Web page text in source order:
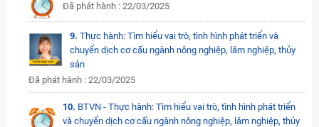
Đã phát hành : 22/03/2025
9. Thực hành: Tìm hiểu vai trò, tình hình phát triển và
chuyển dịch cơ cấu ngành nông nghiệp, lâm nghiệp, thủy
sản
Đã phát hành : 22/03/2025
10. BTVN - Thực hành: Tìm hiểu vai trò, tình hình phát triển
và chuyển dịch cơ cấu ngành nông nghiệp, lâm nghiệp, thủy